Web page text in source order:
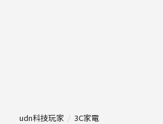
udn科技玩家 3C家電